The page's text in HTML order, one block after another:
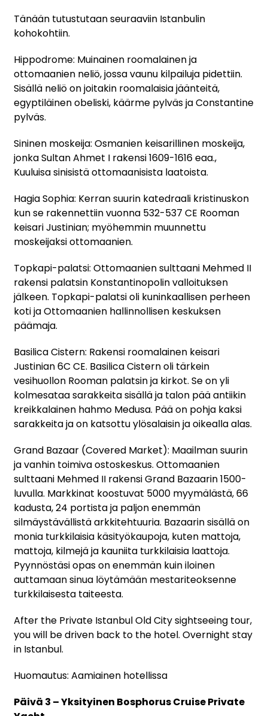
Tänään tutustutaan seuraaviin Istanbulin
kohokohtiin.
Hippodrome: Muinainen roomalainen ja
ottomaanien neliö, jossa vaunu kilpailuja pidettiin.
Sisällä neliö on joitakin roomalaisia jäänteitä,
egyptiläinen obeliski, käärme pylväs ja Constantine
pylväs.
Sininen moskeija: Osmanien keisarillinen moskeija,
jonka Sultan Ahmet I rakensi 1609-1616 eaa.,
Kuuluisa sinisistä ottomaanisista laatoista.
Hagia Sophia: Kerran suurin katedraali kristinuskon
kun se rakennettiin vuonna 532-537 CE Rooman
keisari Justinian; myöhemmin muunnettu
moskeijaksi ottomaanien.
Topkapi-palatsi: Ottomaanien sulttaani Mehmed II
rakensi palatsin Konstantinopolin valloituksen
jälkeen. Topkapi-palatsi oli kuninkaallisen perheen
koti ja Ottomaanien hallinnollisen keskuksen
päämaja.
Basilica Cistern: Rakensi roomalainen keisari
Justinian 6C CE. Basilica Cistern oli tärkein
vesihuollon Rooman palatsin ja kirkot. Se on yli
kolmesataa sarakkeita sisällä ja talon pää antiikin
kreikkalainen hahmo Medusa. Pää on pohja kaksi
sarakkeita ja on katsottu ylösalaisin ja oikealla alas.
Grand Bazaar (Covered Market): Maailman suurin
ja vanhin toimiva ostoskeskus. Ottomaanien
sulttaani Mehmed II rakensi Grand Bazaarin 1500-
luvulla. Markkinat koostuvat 5000 myymälästä, 66
kadusta, 24 portista ja paljon enemmän
silmäystävällistä arkkitehtuuria. Bazaarin sisällä on
monia turkkilaisia käsityökaupoja, kuten mattoja,
mattoja, kilmejä ja kauniita turkkilaisia laattoja.
Pyynnöstäsi opas on enemmän kuin iloinen
auttamaan sinua löytämään mestariteoksenne
turkkilaisesta taiteesta.
After the Private Istanbul Old City sightseeing tour,
you will be driven back to the hotel. Overnight stay
in Istanbul.
Huomautus: Aamiainen hotellissa
Päivä 3 – Yksityinen Bosphorus Cruise Private